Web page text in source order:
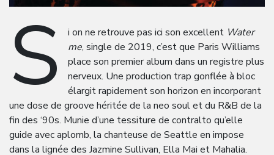
S i on ne retrouve pas ici son excellent Water
me, single de 2019, c’est que Paris Williams
place son premier album dans un registre plus
nerveux. Une production trap gonflée à bloc
élargit rapidement son horizon en incorporant
une dose de groove héritée de la neo soul et du R&B de la
fin des ‘90s. Munie d’une tessiture de contralto qu’elle
guide avec aplomb, la chanteuse de Seattle en impose
dans la lignée des Jazmine Sullivan, Ella Mai et Mahalia.